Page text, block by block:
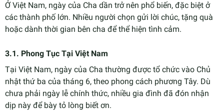
Ở Việt Nam, ngày của Cha dần trở nên phổ biến, đặc biệt ở
các thành phố lớn. Nhiều người chọn gửi lời chúc, tặng quà
hoặc dành thời gian bên cha để thể hiện tình cảm.
3.1. Phong Tục Tại Việt Nam
Tại Việt Nam, ngày của Cha thường được tổ chức vào Chủ
nhật thứ ba của tháng 6, theo phong cách phương Tây. Dù
chưa phải ngày lễ chính thức, nhiều gia đình đã đón nhận
dịp này để bày tỏ lòng biết ơn.